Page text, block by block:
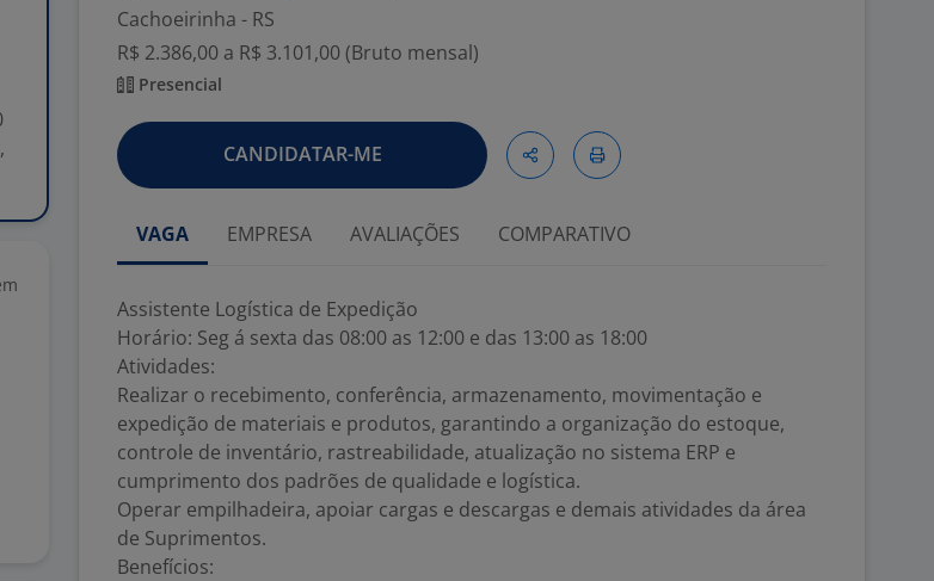
Cachoeirinha - RS
R$ 2.386,00 a R$ 3.101,00 (Bruto mensal)
Presencial
CANDIDATAR-ME
VAGA EMPRESA AVALIAÇÕES COMPARATIVO
Assistente Logística de Expedição
Horário: Seg á sexta das 08:00 as 12:00 e das 13:00 as 18:00
Atividades:
Realizar o recebimento, conferência, armazenamento, movimentação e
expedição de materiais e produtos, garantindo a organização do estoque,
controle de inventário, rastreabilidade, atualização no sistema ERP e
cumprimento dos padrões de qualidade e logística.
Operar empilhadeira, apoiar cargas e descargas e demais atividades da área
de Suprimentos.
Benefícios: